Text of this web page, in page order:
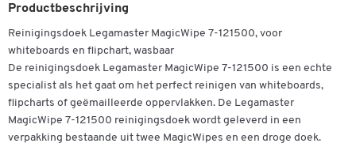
Productbeschrijving
Reinigingsdoek Legamaster MagicWipe 7-121500, voor
whiteboards en flipchart, wasbaar
De reinigingsdoek Legamaster MagicWipe 7-121500 is een echte
specialist als het gaat om het perfect reinigen van whiteboards,
flipcharts of geëmailleerde oppervlakken. De Legamaster
MagicWipe 7-121500 reinigingsdoek wordt geleverd in een
verpakking bestaande uit twee MagicWipes en een droge doek.